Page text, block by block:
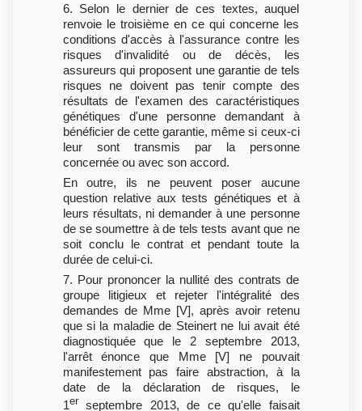
6. Selon le dernier de ces textes, auquel
renvoie le troisième en ce qui concerne les
conditions d'accès à l'assurance contre les
risques d'invalidité ou de décès, les
assureurs qui proposent une garantie de tels
risques ne doivent pas tenir compte des
résultats de l'examen des caractéristiques
génétiques d'une personne demandant à
bénéficier de cette garantie, même si ceux-ci
leur sont transmis par la personne
concernée ou avec son accord.
En outre, ils ne peuvent poser aucune
question relative aux tests génétiques et à
leurs résultats, ni demander à une personne
de se soumettre à de tels tests avant que ne
soit conclu le contrat et pendant toute la
durée de celui-ci.
7. Pour prononcer la nullité des contrats de
groupe litigieux et rejeter l'intégralité des
demandes de Mme [V], après avoir retenu
que si la maladie de Steinert ne lui avait été
diagnostiquée que le 2 septembre 2013,
l'arrêt énonce que Mme [V] ne pouvait
manifestement pas faire abstraction, à la
date de la déclaration de risques, le
1er septembre 2013, de ce qu'elle faisait